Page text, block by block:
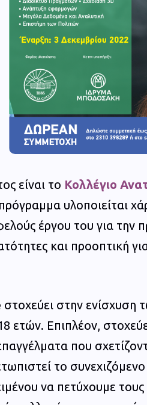
είναι το Κολλέγιο
υλοποιείται
έργου του για την
και προοπτική
στοχεύει στην ενίσχυση
ετών. Επιπλέον,
που
το
να πετύχουμε